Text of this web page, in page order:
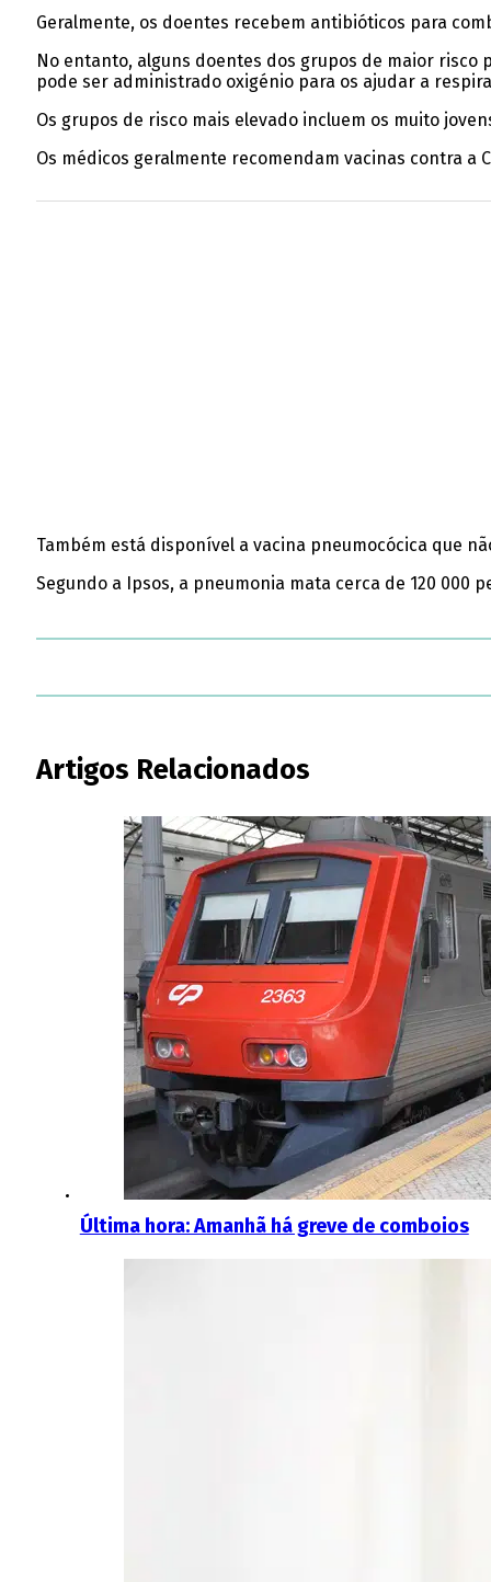
Geralmente, os doentes recebem antibióticos para
No entanto, alguns doentes dos grupos de maior
pode ser administrado oxigénio para os ajudar a
Os grupos de risco mais elevado incluem os muito
Os médicos geralmente recomendam vacinas contra a
Também está disponível a vacina pneumocócica que
Segundo a Ipsos, a pneumonia mata cerca de 120 000
Artigos Relacionados
Última hora: Amanhã há greve de comboios